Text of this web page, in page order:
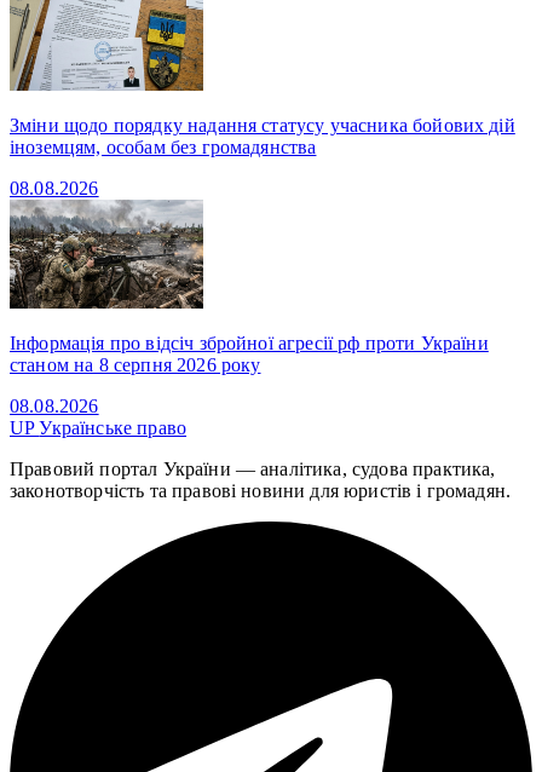
Зміни щодо порядку надання статусу учасника бойових дій
іноземцям, особам без громадянства
08.08.2026
Інформація про відсіч збройної агресії рф проти України
станом на 8 серпня 2026 року
08.08.2026
UPУкраїнське право
Правовий портал України — аналітика, судова практика,
законотворчість та правові новини для юристів і громадян.